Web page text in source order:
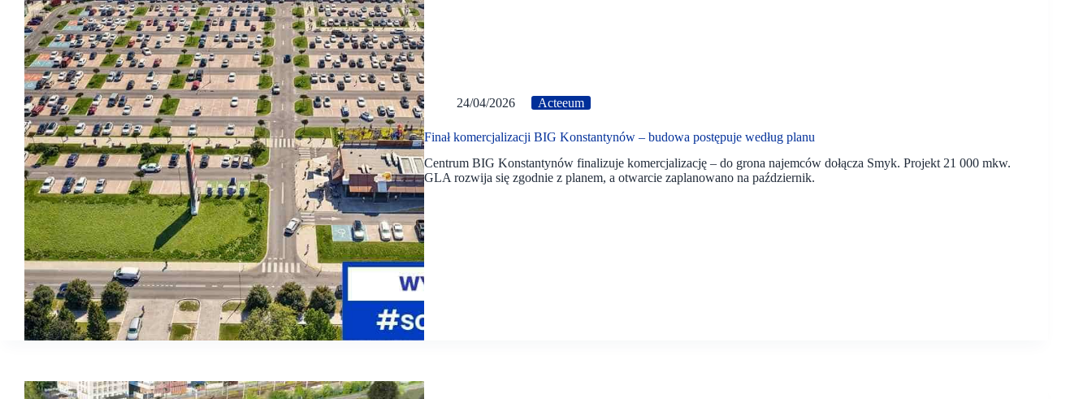
24/04/2026 Acteeum
Finał komercjalizacji BIG Konstantynów – budowa postępuje według planu
Centrum BIG Konstantynów finalizuje komercjalizację – do grona najemców dołącza Smyk. Projekt 21 000 mkw.
GLA rozwija się zgodnie z planem, a otwarcie zaplanowano na październik.